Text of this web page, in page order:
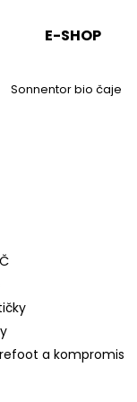
E-SHOP
Sonnentor bio čaje
a kompromis